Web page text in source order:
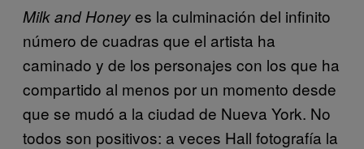
Milk and Honeyes la culminación del infinito
número de cuadras que el artista ha
caminado y de los personajes con los que ha
compartido al menos por un momento desde
que se mudó a la ciudad de Nueva York. No
todos son positivos: a veces Hall fotografía la